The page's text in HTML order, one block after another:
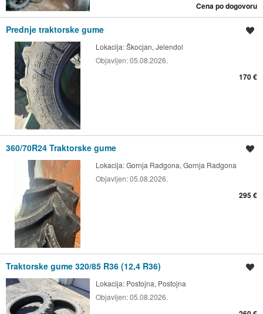
Cena po dogovoru
Prednje traktorske gume
Lokacija:Škocjan, Jelendol
Objavljen:05.08.2026.
170 €
360/70R24 Traktorske gume
Lokacija:Gornja Radgona, Gornja Radgona
Objavljen:05.08.2026.
295 €
Traktorske gume 320/85 R36 (12,4 R36)
Lokacija: Postojna, Postojna
Objavljen:05.08.2026.